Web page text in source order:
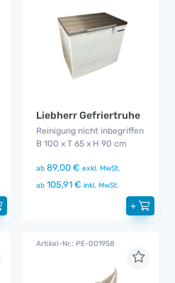
Liebherr Gefriertruhe
Reinigung nicht inbegriffen
B 100 x T 65 x H 90 cm
ab 89,00 € exkl. MwSt.
ab 105,91 € inkl. MwSt.
+
Artikel-Nr.: PE-001958